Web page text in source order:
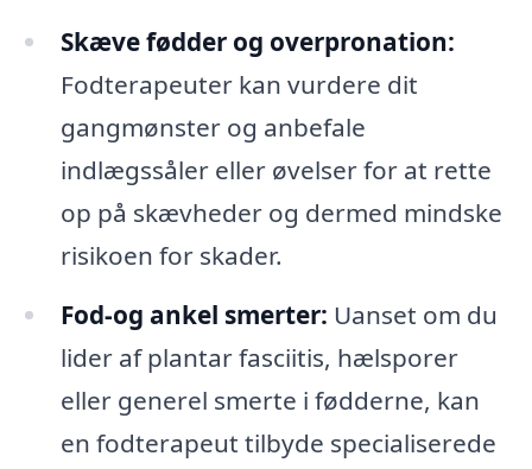
Skæve fødder og overpronation:
Fodterapeuter kan vurdere dit
gangmønster og anbefale
indlægssåler eller øvelser for at rette
op på skævheder og dermed mindske
risikoen for skader.
Fod-og ankel smerter: Uanset om du
lider af plantar fasciitis, hælsporer
eller generel smerte i fødderne, kan
en fodterapeut tilbyde specialiserede